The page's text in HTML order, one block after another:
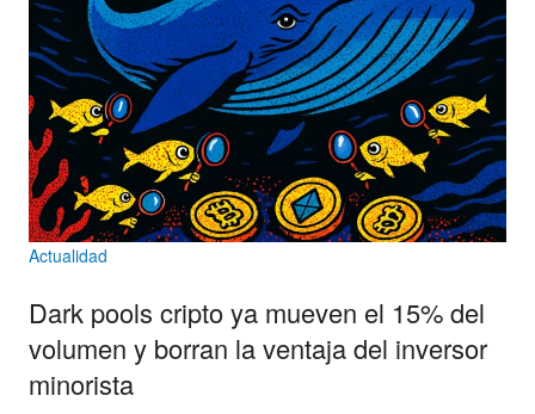
Actualidad
Dark pools cripto ya mueven el 15% del
volumen y borran la ventaja del inversor
minorista